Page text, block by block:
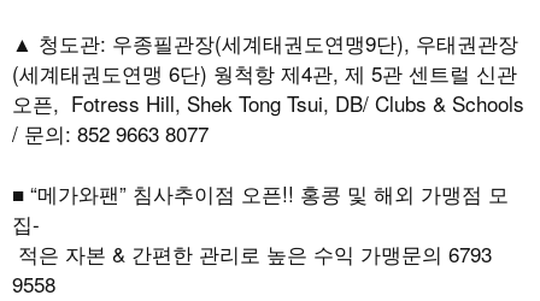
▲ 청도관: 우종필관장(세계태권도연맹9단), 우태권관장
(세계태권도연맹 6단) 웡척항 제4관, 제 5관 센트럴 신관
오픈, Fotress Hill, Shek Tong Tsui, DB/ Clubs & Schools
/ 문의: 852 9663 8077
■ “메가와팬” 침사추이점 오픈!! 홍콩 및 해외 가맹점 모
집-
적은 자본 & 간편한 관리로 높은 수익 가맹문의 6793
9558